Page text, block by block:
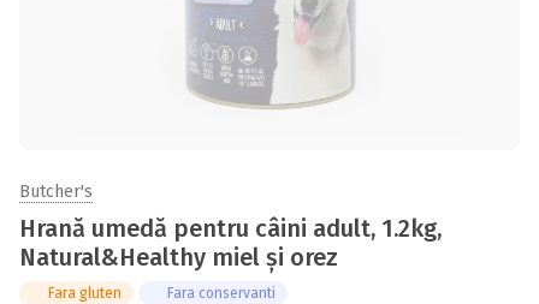
Butcher's
Hrană umedă pentru câini adult, 1.2kg,
Natural&Healthy miel și orez
Fara gluten Fara conservanti